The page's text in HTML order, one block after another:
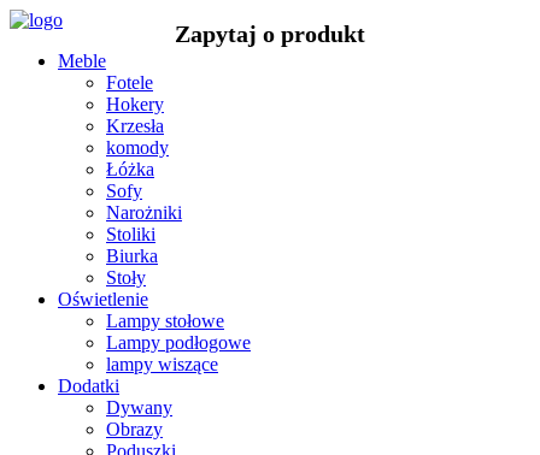
Meble
Fotele
Hokery
Krzesła
komody
Łóżka
Sofy
Narożniki
Stoliki
Biurka
Stoły
Oświetlenie
Lampy stołowe
Lampy podłogowe
lampy wiszące
Dodatki
Dywany
Obrazy
Poduszki